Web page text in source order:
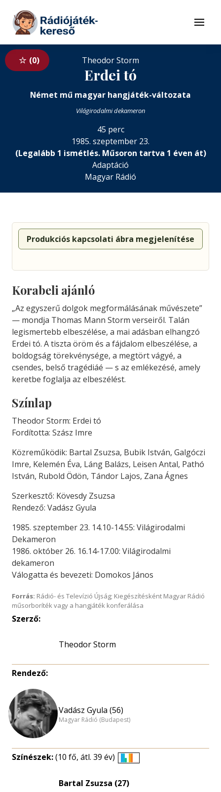
Tovább a tartalomhoz
Menü
0 Theodor Storm
Erdei tó
Német mű magyar hangjáték-változata
Világirodalmi dekameron
45 perc
1985. szeptember 23.
(Legalább 1 ismétlés. Műsoron tartva 1 éven át)
Adaptáció
Magyar Rádió
Produkciós kapcsolati ábra megjelenítése
Korabeli ajánló
„Az egyszerű dolgok megformálásának művészete”
— mondja Thomas Mann Storm verseiről. Talán
legismertebb elbeszélése, a mai adásban elhangzó
Erdei tó. A tiszta öröm és a fájdalom elbeszélése, a
boldogság törekvénysége, a megtört vágyé, a
csendes, belső tragédiáé — s az emlékezésé, amely
keretbe foglalja az elbeszélést.
Színlap
Theodor Storm: Erdei tó
Fordította: Szász Imre
Közreműködik: Bartal Zsuzsa, Bubik István, Galgóczi
Imre, Ke­lemén Éva, Láng Balázs, Leisen Antal, Pathó
István, Rubold Ödön, Tándor Lajos, Zana Ágnes
Szerkesztő: Kövesdy Zsuzsa
Rendező: Vadász Gyula
1985. szeptember 23. 14.10-14.55: Világirodalmi
Dekameron
1986. október 26. 16.14-17.00: Világirodalmi
dekameron
Válogatta és bevezeti: Domokos János
Forrás: Rádió- és Televízió Újság; Kiegészítésként Magyar Rádió
műsorboríték vagy a hangjáték konferálása
Szerző:
Theodor Storm
Rendező:
Vadász Gyula (56)
Magyar Rádió (Budapest)
Színészek:(10 fő, átl. 39 év)
eloszlás
Bartal Zsuzsa (27)